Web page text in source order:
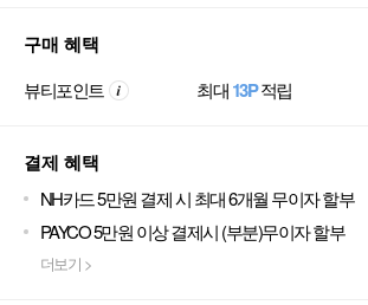
구매 혜택
뷰티포인트 최대13P적립
결제 혜택
NH카드 5만원 결제 시 최대 6개월 무이자 할부
PAYCO 5만원 이상 결제시 (부분)무이자 할부
더보기 >